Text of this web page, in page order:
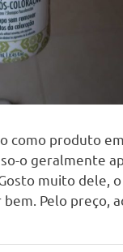
como produto
o geralmente
muito dele,
Pelo preço,